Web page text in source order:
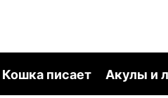
Кошка писает Акулы и